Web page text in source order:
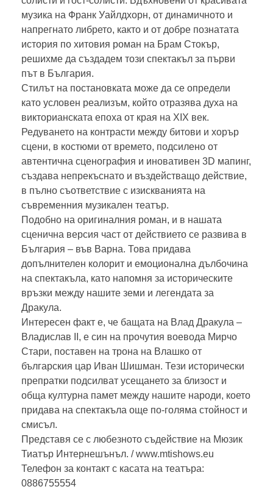
музика на Франк Уайлдхорн, от динамичното и
напрегнато либрето, както и от добре познатата
история по хитовия роман на Брам Стокър,
решихме да създадем този спектакъл за първи
път в България.
Стилът на постановката може да се определи
като условен реализъм, който отразява духа на
викторианската епоха от края на XIX век.
Редуването на контрасти между битови и хорър
сцени, в костюми от времето, подсилено от
автентична сценография и иновативен 3D мапинг,
създава непрекъснато и въздействащо действие,
в пълно съответствие с изискванията на
съвременния музикален театър.
Подобно на оригиналния роман, и в нашата
сценична версия част от действието се развива в
България – във Варна. Това придава
допълнителен колорит и емоционална дълбочина
на спектакъла, като напомня за историческите
връзки между нашите земи и легендата за
Дракула.
Интересен факт е, че бащата на Влад Дракула –
Владислав II, е син на прочутия воевода Мирчо
Стари, поставен на трона на Влашко от
българския цар Иван Шишман. Тези исторически
препратки подсилват усещането за близост и
обща културна памет между нашите народи, което
придава на спектакъла още по-голяма стойност и
смисъл.
Представя се с любезното съдействие на Мюзик
Тиатър Интернешънъл. /www.mtishows.eu
Телефон за контакт с касата на театъра:
0886755554